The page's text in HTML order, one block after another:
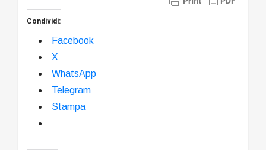
Condividi:
Facebook
X
WhatsApp
Telegram
Stampa